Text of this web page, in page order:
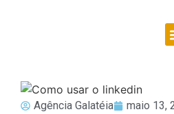
Agência Galatéia maio 13,